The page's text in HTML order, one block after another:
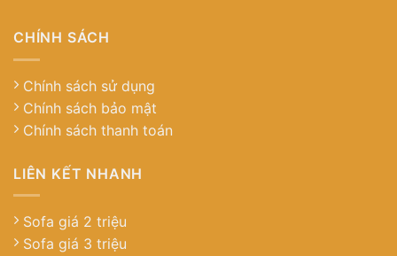
CHÍNH SÁCH
Chính sách sử dụng
Chính sách bảo mật
Chính sách thanh toán
LIÊN KẾT NHANH
Sofa giá 2 triệu
Sofa giá 3 triệu